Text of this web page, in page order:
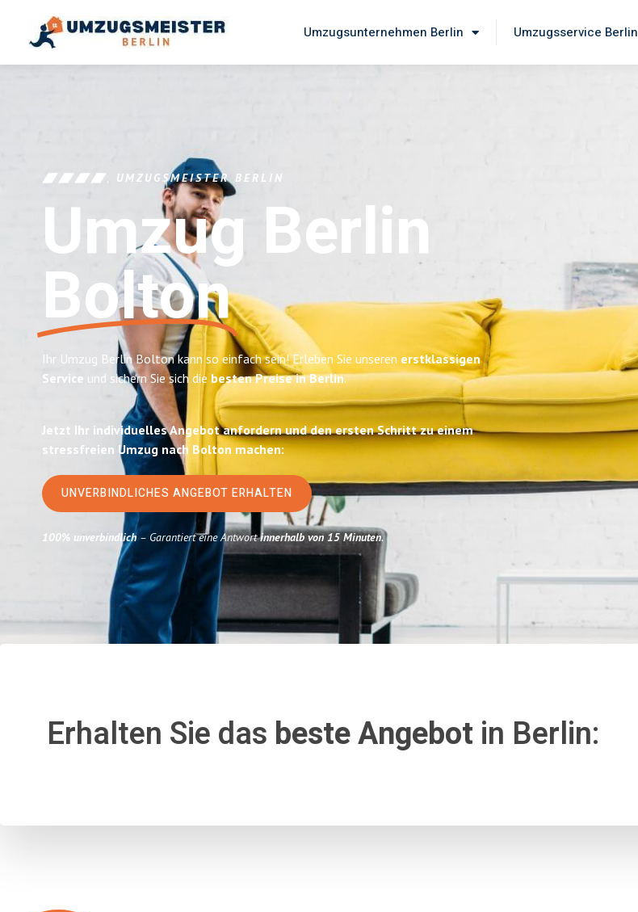
Umzugsunternehmen Berlin Umzugsservice Berlin
UMZUGSMEISTER BERLIN
Umzug Berlin
Bolton
Ihr Umzug Berlin Bolton kann so einfach sein! Erleben Sie unseren erstklassigen
Service und sichern Sie sich die besten Preise in Berlin.
Jetzt Ihr individuelles Angebot anfordern und den ersten Schritt zu einem
stressfreien Umzug nach Bolton machen:
UNVERBINDLICHES ANGEBOT ERHALTEN
100% unverbindlich– Garantiert eine Antwortinnerhalb von 15 Minuten.
Erhalten Sie das beste Angebot in Berlin: